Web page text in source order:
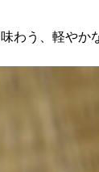
みやげ
わう、軽やか